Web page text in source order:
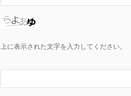
上に表示された文字を入力してください。